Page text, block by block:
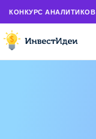
КОНКУРС АНАЛИТИКОВ